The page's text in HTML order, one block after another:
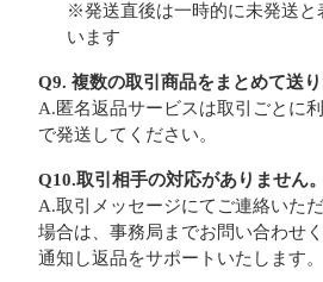
※発送直後は一時的に未発送と
います
Q9. 複数の取引商品をまとめて送り
A.匿名返品サービスは取引ごとに
で発送してください。
Q10.取引相手の対応がありません。
A.取引メッセージにてご連絡いた
場合は、事務局までお問い合わせ
通知し返品をサポートいたします。